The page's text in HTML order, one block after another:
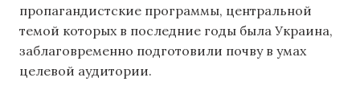
пропагандистские программы, центральной
темой которых в последние годы была Украина,
заблаговременно подготовили почву в умах
целевой аудитории.